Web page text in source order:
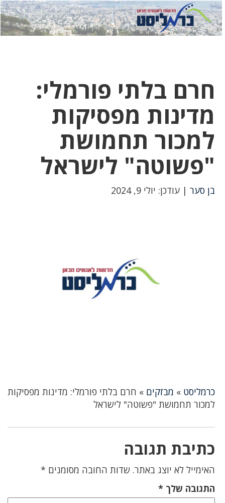
לחץ
כאן
לחץ
כדי
חרם בלתי פורמלי:
מדינות מפסיקות
למכור תחמושת
"פשוטה" לישראל
בן סער | עודכן: יולי 9, 2024
כרמליסט » מבזקים » חרם בלתי פורמלי: מדינות מפסיקות
למכור תחמושת "פשוטה" לישראל
כתיבת תגובה
האימייל לא יוצג באתר. שדות החובה מסומנים *
התגובה שלך *